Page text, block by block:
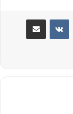
مشاركة عبر البريد